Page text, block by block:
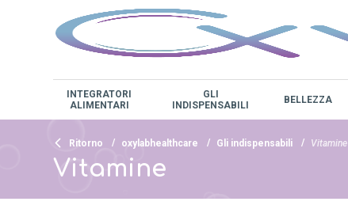
INTEGRATORI
ALIMENTARI
GLI
INDISPENSABILI
BELLEZZA
Ritorno oxylabhealthcare Gli indispensabili Vitamine
Vitamine